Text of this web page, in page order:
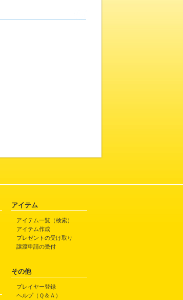
アイテム
アイテム一覧（検索）
アイテム作成
プレゼントの受け取り
譲渡申請の受付
その他
プレイヤー登録
ヘルプ（Ｑ＆Ａ）